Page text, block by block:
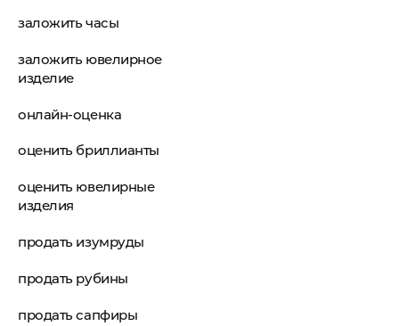
заложить часы
заложить ювелирное
изделие
онлайн-оценка
оценить бриллианты
оценить ювелирные
изделия
продать изумруды
продать рубины
продать сапфиры